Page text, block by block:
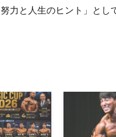
努力と人生のヒント」とし